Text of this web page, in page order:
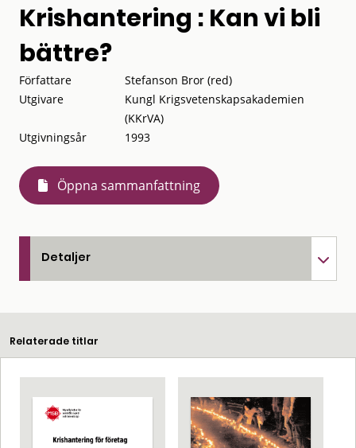
Krishantering : Kan vi bli
bättre?
Författare
Stefanson Bror (red)
Utgivare
Kungl Krigsvetenskapsakademien
(KKrVA)
Utgivningsår
1993
Öppna sammanfattning
Detaljer
Relaterade titlar